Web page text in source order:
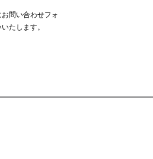
お問い合わせフォ
たします。